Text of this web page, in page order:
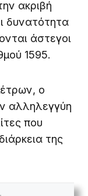
ακριβή
δυνατότητα
άστεγοι
1595.
ο
αλληλεγγύη
που
της